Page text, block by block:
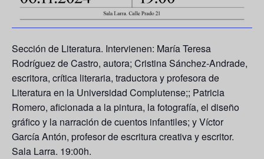
Sección de Literatura. Intervienen: María Teresa
Rodríguez de Castro, autora; Cristina Sánchez-Andrade,
escritora, crítica literaria, traductora y profesora de
Literatura en la Universidad Complutense;; Patricia
Romero, aficionada a la pintura, la fotografía, el diseño
gráfico y la narración de cuentos infantiles; y Víctor
García Antón, profesor de escritura creativa y escritor.
Sala Larra. 19:00h.